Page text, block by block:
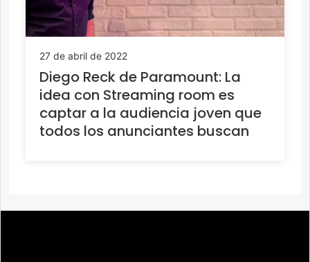
27 de abril de 2022
Diego Reck de Paramount: La
idea con Streaming room es
captar a la audiencia joven que
todos los anunciantes buscan